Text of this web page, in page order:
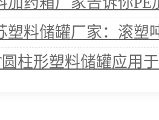
塑料储罐厂家：滚塑
圆柱形塑料储罐应用